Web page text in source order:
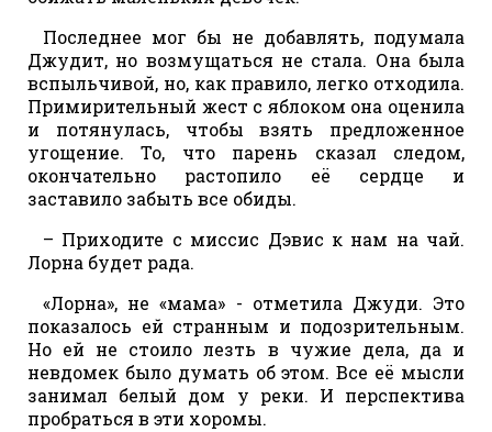
Последнее мог бы не добавлять, подумала
Джудит, но возмущаться не стала. Она была
вспыльчивой, но, как правило, легко отходила.
Примирительный жест с яблоком она оценила
и потянулась, чтобы взять предложенное
угощение. То, что парень сказал следом,
окончательно растопило её сердце и
заставило забыть все обиды.
– Приходите с миссис Дэвис к нам на чай.
Лорна будет рада.
«Лорна», не «мама» - отметила Джуди. Это
показалось ей странным и подозрительным.
Но ей не стоило лезть в чужие дела, да и
невдомек было думать об этом. Все её мысли
занимал белый дом у реки. И перспектива
пробраться в эти хоромы.